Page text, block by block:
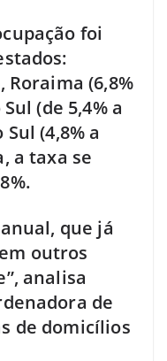
foi
Roraima (6,8%
(de 5,4% a
(4,8% a
a taxa se
que já
outros
analisa
de
de domicílios